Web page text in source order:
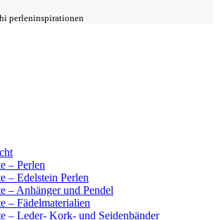
perleninspirationen
– Perlen
– Edelstein Perlen
– Anhänger und Pendel
– Fädelmaterialien
– Leder- Kork- und Seidenbänder